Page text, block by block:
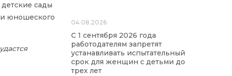
сады
и юношеского
04.08.2026
С 1 сентября 2026 года
работодателям запретят
устанавливать испытательный
срок для женщин с детьми до
трех лет